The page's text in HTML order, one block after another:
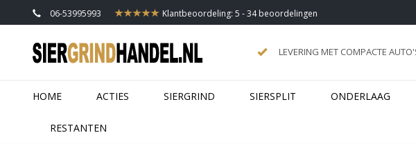
06-53995993 Klantbeoordeling: 5 - 34 beoordelingen
LEVERING MET COMPACTE
HOME ACTIES SIERGRIND SIERSPLIT ONDERLAAG
RESTANTEN